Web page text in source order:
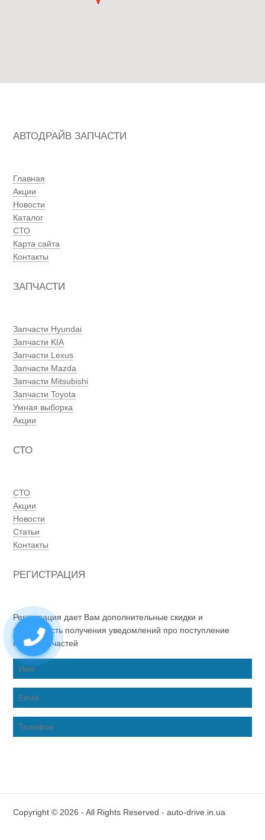
АВТОДРАЙВ ЗАПЧАСТИ
Главная
Акции
Новости
Каталог
СТО
Карта сайта
Контакты
ЗАПЧАСТИ
Запчасти Hyundai
Запчасти KIA
Запчасти Lexus
Запчасти Mazda
Запчасти Mitsubishi
Запчасти Toyota
Умная выборка
Акции
СТО
СТО
Акции
Новости
Статьи
Контакты
РЕГИСТРАЦИЯ
Регистрация дает Вам дополнительные скидки и
возможность получения уведомлений про поступление
новых запчастей
Copyright © 2026 - All Rights Reserved - auto-drive.in.ua